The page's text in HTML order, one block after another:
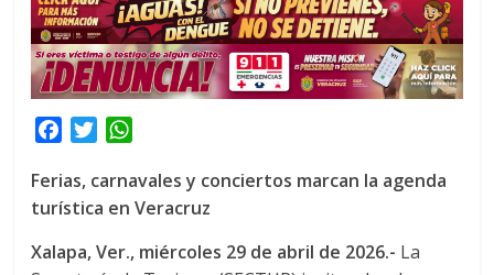
c
e
o
T
i
t
e
a
t
A
Ferias, carnavales y conciertos marcan la agenda
turística en Veracruz
Xalapa, Ver., miércoles 29 de abril de 2026.- La